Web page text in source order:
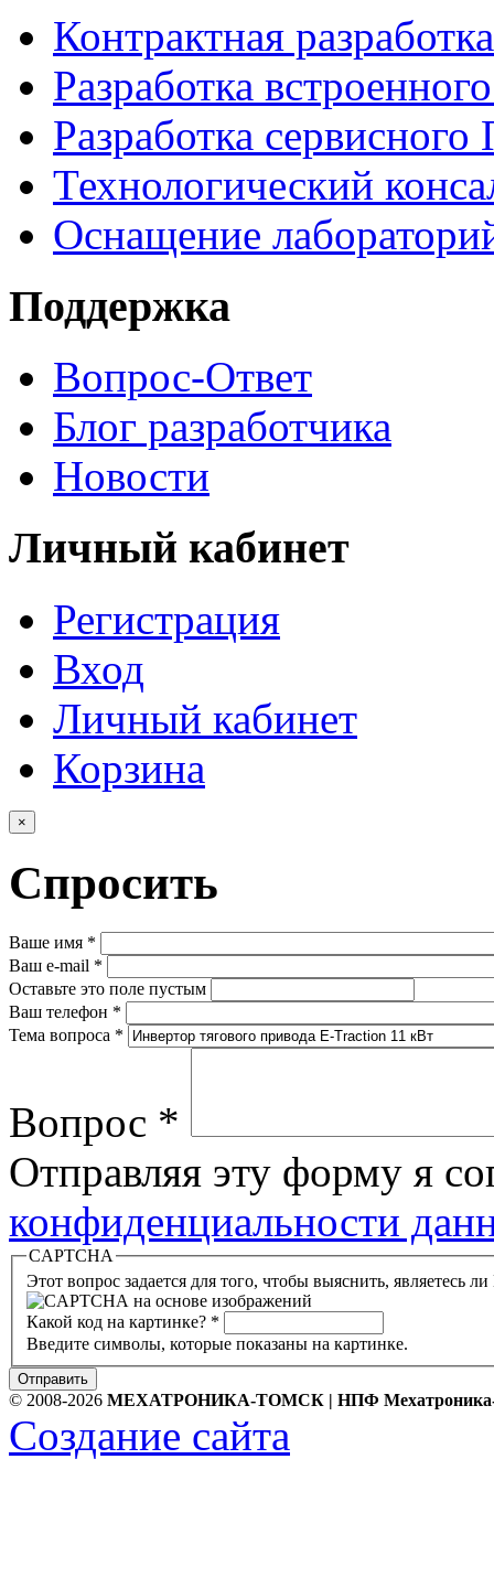
Контрактная разработка
Разработка
Разработка
Технологический
Оснащение
Поддержка
Вопрос-Ответ
Блог разработчика
Новости
Личный кабинет
Регистрация
Вход
Личный кабинет
Корзина
×
Спросить
Ваше имя *
Ваш e-mail *
Оставьте это поле пустым
Ваш телефон *
Тема вопроса *
Вопрос *
Отправляя эту форму я
конфиденциальности
CAPTCHA
Этот вопрос задается для того, чтобы выяснить, являетесь
Какой код на картинке? *
Введите символы, которые показаны на картинке.
Отправить
© 2008-2026 МЕХАТРОНИКА-ТОМСК | НПФ
Создание сайта